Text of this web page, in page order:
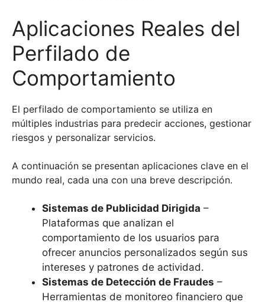
Aplicaciones Reales del
Perfilado de
Comportamiento
El perfilado de comportamiento se utiliza en
múltiples industrias para predecir acciones, gestionar
riesgos y personalizar servicios.
A continuación se presentan aplicaciones clave en el
mundo real, cada una con una breve descripción.
Sistemas de Publicidad Dirigida –
Plataformas que analizan el
comportamiento de los usuarios para
ofrecer anuncios personalizados según sus
intereses y patrones de actividad.
Sistemas de Detección de Fraudes –
Herramientas de monitoreo financiero que